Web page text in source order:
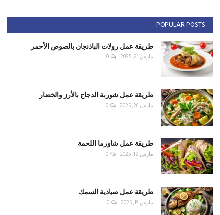
POPULAR POSTS
طريقة عمل رولات الباذنجان بالصوص الأحمر
مارس 21, 2025 0
طريقة عمل شوربة الدجاج بالأرز والخضار
مارس 20, 2025 0
طريقة عمل شاورما اللحمة
مارس 18, 2025 0
طريقة عمل صيادية السمك
مارس 19, 2025 0